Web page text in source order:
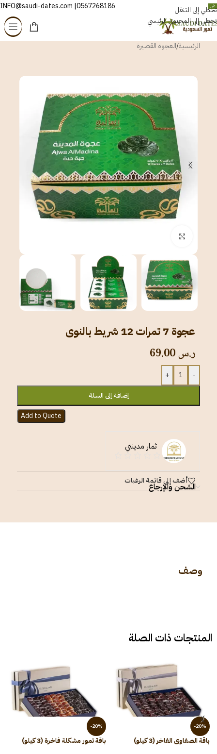
تخطي إلى التنقل
تخطي إلى المحتوى الرئيسي
العربية 0567268186| INFO@saudi-dates.com
الرئيسية/العجوة القصيرة
عجوة 7 تمرات 12 شريط بالنوى
ر.س
-
+
إضافة إلى السلة
Add to Quote
ثمار مدينتي
أضف إلى قائمة الرغبات
الشحن والإرجاع
وصف
المنتجات ذات الصلة
-20%
باقة الصفاوي الفاخر (3 كيلو)
-20%
باقة تمور مشكلة فاخرة (3 كيلو)